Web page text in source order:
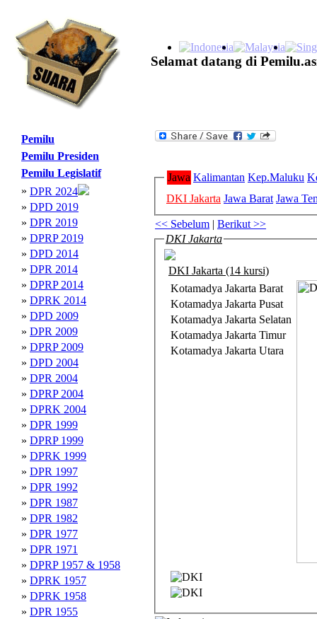
Selamat datang di
Pemilu
Pemilu Presiden
Pemilu Legislatif
» DPR 2024
» DPD 2019
» DPR 2019
» DPRP 2019
» DPD 2014
» DPR 2014
» DPRP 2014
» DPRK 2014
» DPD 2009
» DPR 2009
» DPRP 2009
» DPD 2004
» DPR 2004
» DPRP 2004
» DPRK 2004
» DPR 1999
» DPRP 1999
» DPRK 1999
» DPR 1997
» DPR 1992
» DPR 1987
» DPR 1982
» DPR 1977
» DPR 1971
» DPRP 1957 & 1958
» DPRK 1957
» DPRK 1958
» DPR 1955
Jawa Kalimantan Kep.Maluku
DKI Jakarta Jawa Barat Jawa
<< Sebelum | Berikut >>
DKI Jakarta
DKI Jakarta (14 kursi)
Kotamadya Jakarta Barat
Kotamadya Jakarta Pusat
Kotamadya Jakarta Selatan
Kotamadya Jakarta Timur
Kotamadya Jakarta Utara